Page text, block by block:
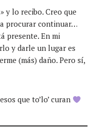
y lo recibo. Creo que
procurar continuar…
presente. En mi
y darle un lugar es
(más) daño. Pero sí,
que to’lo’ curan